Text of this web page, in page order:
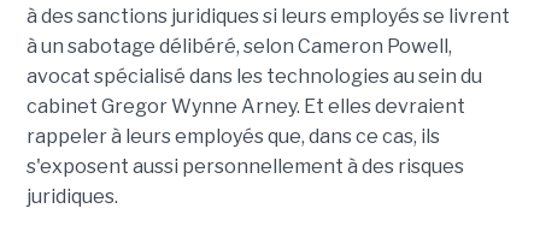
à des sanctions juridiques si leurs employés se livrent
à un sabotage délibéré, selon Cameron Powell,
avocat spécialisé dans les technologies au sein du
cabinet Gregor Wynne Arney. Et elles devraient
rappeler à leurs employés que, dans ce cas, ils
s'exposent aussi personnellement à des risques
juridiques.